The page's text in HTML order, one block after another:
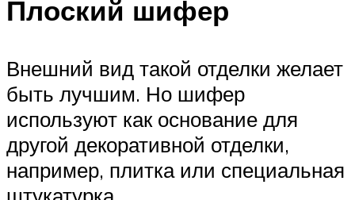
Плоский шифер
Внешний вид такой отделки желает
быть лучшим. Но шифер
используют как основание для
другой декоративной отделки,
например, плитка или специальная